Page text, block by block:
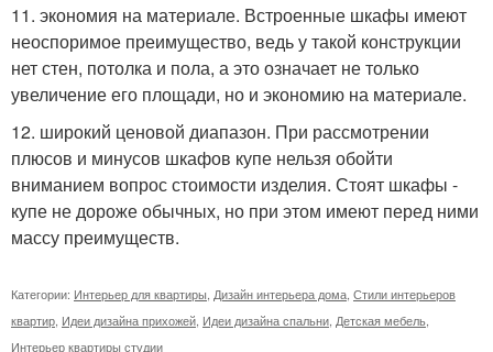
11. экономия на материале. Встроенные шкафы имеют
неоспоримое преимущество, ведь у такой конструкции
нет стен, потолка и пола, а это означает не только
увеличение его площади, но и экономию на материале.
12. широкий ценовой диапазон. При рассмотрении
плюсов и минусов шкафов купе нельзя обойти
вниманием вопрос стоимости изделия. Стоят шкафы -
купе не дороже обычных, но при этом имеют перед ними
массу преимуществ.
Категории: Интерьер для квартиры Дизайн интерьера дома Стили интерьеров
квартир Идеи дизайна прихожей Идеи дизайна спальни Детская мебель
Интерьер квартиры студии